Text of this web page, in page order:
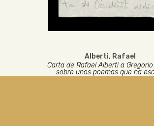
Alberti, Rafael
Carta de Rafael Alberti a
sobre unos poemas que ha